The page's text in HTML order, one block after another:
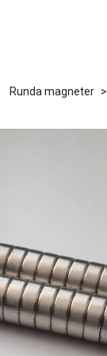
Runda magneter